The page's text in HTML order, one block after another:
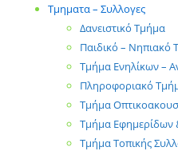
Τμηματα – Συλλογες
Δανειστικό Τμήμα
Παιδικό – Νηπιακό
Τμήμα Ενηλίκων –
Πληροφοριακό
Τμήμα
Τμήμα Εφημερίδων
Τμήμα Τοπικής